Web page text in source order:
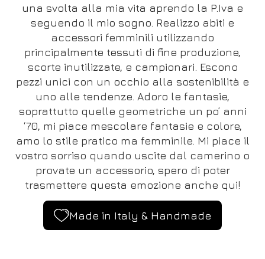
una svolta alla mia vita aprendo la P.Iva e
seguendo il mio sogno. Realizzo abiti e
accessori femminili utilizzando
principalmente tessuti di fine produzione,
scorte inutilizzate, e campionari. Escono
pezzi unici con un occhio alla sostenibilità e
uno alle tendenze. Adoro le fantasie,
soprattutto quelle geometriche un po’ anni
‘70, mi piace mescolare fantasie e colore,
amo lo stile pratico ma femminile. Mi piace il
vostro sorriso quando uscite dal camerino o
provate un accessorio, spero di poter
trasmettere questa emozione anche qui!
Made in Italy & Handmade